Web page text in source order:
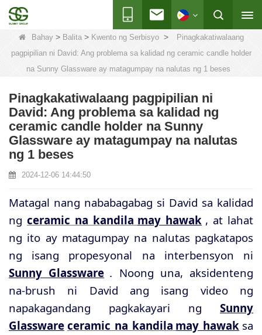
Bahay> Balita> Kwento ng Serbisyo>
Pinagkakatiwalaang
pagpipilian ni David: Ang problema sa kalidad ng ceramic candle holder
na Sunny Glassware ay matagumpay na nalutas ng 1 beses
Pinagkakatiwalaang pagpipilian ni
David: Ang problema sa kalidad ng
ceramic candle holder na Sunny
Glassware ay matagumpay na nalutas
ng 1 beses
2024-12-06 14:44:50
Matagal nang nababagabag si David sa kalidad
ng ceramic na kandila may hawak , at lahat
ng ito ay matagumpay na nalutas pagkatapos
ng isang propesyonal na interbensyon ni
Sunny Glassware . Noong una, aksidenteng
na-brush ni David ang isang video ng
napakagandang pagkakayari ng Sunny
Glassware ceramic na kandila may hawak sa